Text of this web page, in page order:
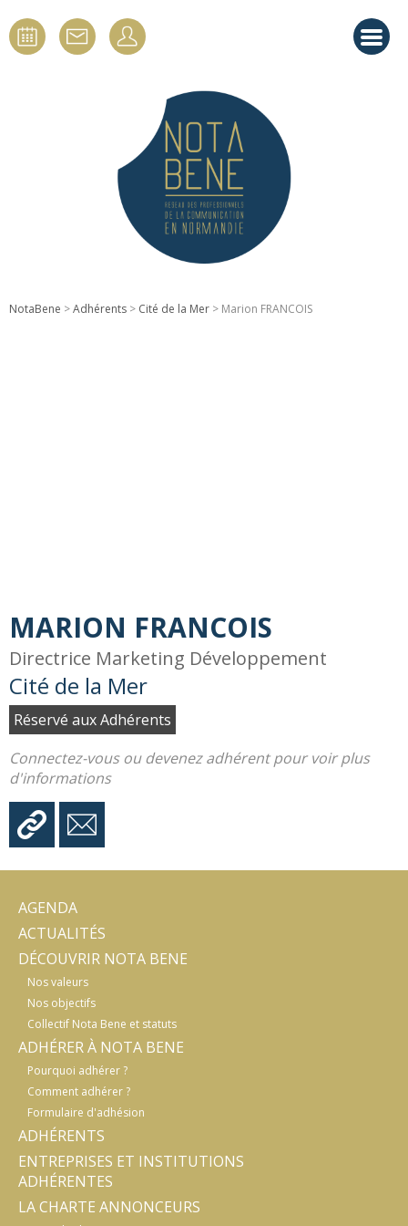
NotaBene >Adhérents > Cité de la Mer > Marion FRANCOIS
MARION FRANCOIS
Directrice Marketing Développement
Cité de la Mer
Réservé aux Adhérents
Connectez-vous ou devenez adhérent pour voir plus
d'informations
AGENDA
ACTUALITÉS
DÉCOUVRIR NOTA BENE
Nos valeurs
Nos objectifs
Collectif Nota Bene et statuts
ADHÉRER À NOTA BENE
Pourquoi adhérer ?
Comment adhérer ?
Formulaire d'adhésion
ADHÉRENTS
ENTREPRISES ET INSTITUTIONS
ADHÉRENTES
LA CHARTE ANNONCEURS